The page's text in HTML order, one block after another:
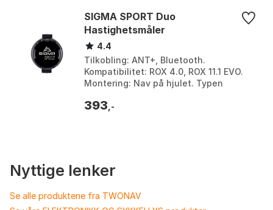
SIGMA SPORT Duo
Hastighetsmåler
4.4
Tilkobling: ANT+, Bluetooth.
Kompatibilitet: ROX 4.0, ROX 11.1 EVO.
Montering: Nav på hjulet. Typen
Farge: Black. Størrelse:...
393 ,-
Nyttige lenker
Se alle produktene fra TWONAV